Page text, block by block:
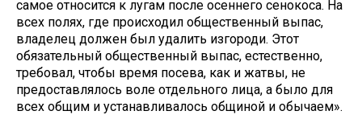
самое относится к лугам после осеннего сенокоса. На
всех полях, где происходил общественный выпас,
владелец должен был удалить изгороди. Этот
обязательный общественный выпас, естественно,
требовал, чтобы время посева, как и жатвы, не
предоставлялось воле отдельного лица, а было для
всех общим и устанавливалось общиной и обычаем».